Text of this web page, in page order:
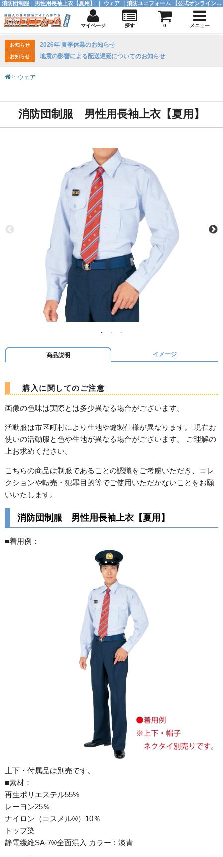
お知らせ 2026年 夏季休業のお知らせ
お知らせ 地震の影響による配送遅延についてのお知らせ
ウェア
消防団制服 男性用長袖上衣【夏用】
商品説明 イメージ
購入に関してのご注意
画像の色味は実際とは多少異なる場合がございます。
活動服は市区町村により生地や縫製仕様が異なります。 現在お
使いの活動服と色や生地が異なる場合がございます。 ご理解の
上お求めください。
こちらの商品は制服であることの認識をご考慮いただき、コレ
クションや転売・犯罪目的等でご使用いただかないことをお願
いいたします。
消防団制服 男性用長袖上衣【夏用】
■着用例：
上下・付属品は別売です。
■素材：
再生ポリエステル55%
レーヨン25％
ナイロン（コスメル®）10％
トップ染
静電繊維SA-7®全面混入 カラー：淡青
消防団制服 男性用長袖上衣【夏用】 ｜ ウェア ｜消防ユニフォーム 【公式オンラインショップ】
マイページ 探す 0 メニュー